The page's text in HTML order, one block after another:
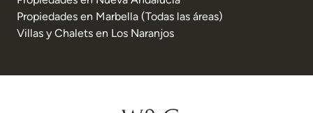
Propiedades en Marbella (Todas las áreas)
Villas y Chalets en Los Naranjos